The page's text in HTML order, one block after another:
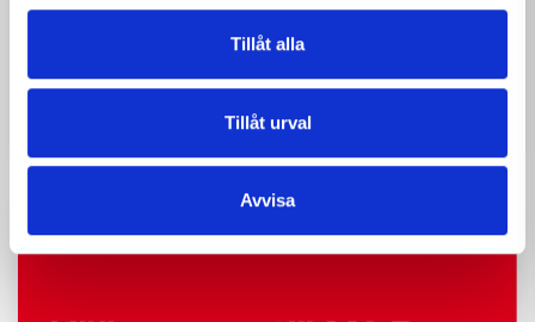
Tillåt alla
Tillåt urval
Avvisa
2026-07-03
Glad sommar önskar M3 Bygg